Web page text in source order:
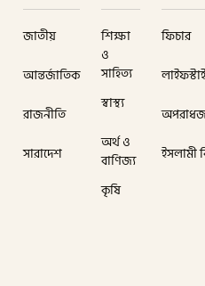
জাতীয়
আন্তর্জাতিক
রাজনীতি
সারাদেশ
শিক্ষা
ও
সাহিত্য
স্বাস্থ্য
অর্থ ও
বাণিজ্য
কৃষি
ফিচার
ইসলামী